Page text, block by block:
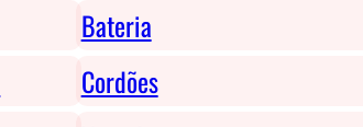
Bateria
Cordões